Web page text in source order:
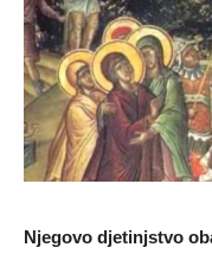
Njegovo djetinjstvo